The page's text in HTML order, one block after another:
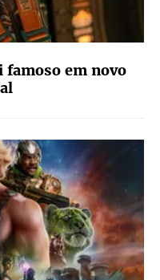
famoso em novo